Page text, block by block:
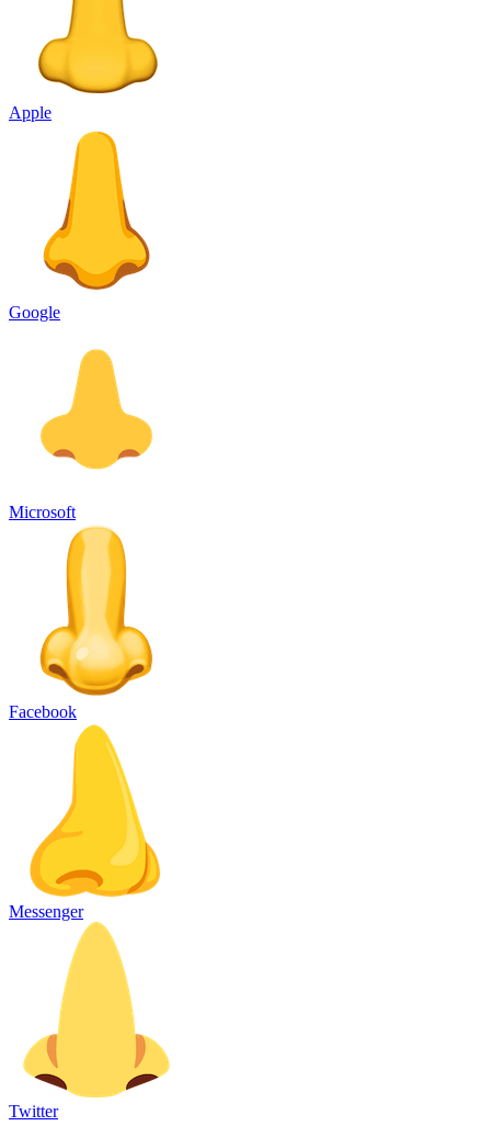
Apple
Google
Microsoft
Facebook
Messenger
Twitter